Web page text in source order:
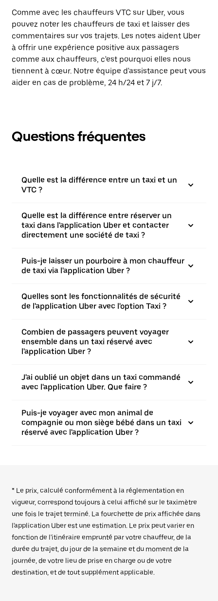
Comme avec les chauffeurs VTC sur Uber, vous
pouvez noter les chauffeurs de taxi et laisser des
commentaires sur vos trajets. Les notes aident Uber
à offrir une expérience positive aux passagers
comme aux chauffeurs, c'est pourquoi elles nous
tiennent à cœur. Notre équipe d'assistance peut vous
aider en cas de problème, 24 h/24 et 7 j/7.
Questions fréquentes
Quelle est la différence entre un taxi et un
VTC ?
Quelle est la différence entre réserver un
taxi dans l'application Uber et contacter
directement une société de taxi ?
Puis-je laisser un pourboire à mon chauffeur
de taxi via l'application Uber ?
Quelles sont les fonctionnalités de sécurité
de l'application Uber avec l'option Taxi ?
Combien de passagers peuvent voyager
ensemble dans un taxi réservé avec
l'application Uber ?
J'ai oublié un objet dans un taxi commandé
avec l'application Uber. Que faire ?
Puis-je voyager avec mon animal de
compagnie ou mon siège bébé dans un taxi
réservé avec l'application Uber ?
* Le prix, calculé conformément à la réglementation en
vigueur, correspond toujours à celui affiché sur le taximètre
une fois le trajet terminé. La fourchette de prix affichée dans
l'application Uber est une estimation. Le prix peut varier en
fonction de l'itinéraire emprunté par votre chauffeur, de la
durée du trajet, du jour de la semaine et du moment de la
journée, de votre lieu de prise en charge ou de votre
destination, et de tout supplément applicable.